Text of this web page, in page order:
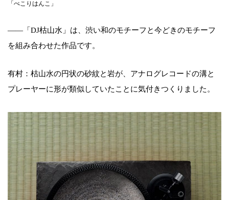
「ぺこりはんこ」
――「DJ枯山水」は、渋い和のモチーフと今どきのモチーフ
を組み合わせた作品です。
有村：枯山水の円状の砂紋と岩が、アナログレコードの溝と
プレーヤーに形が類似していたことに気付きつくりました。